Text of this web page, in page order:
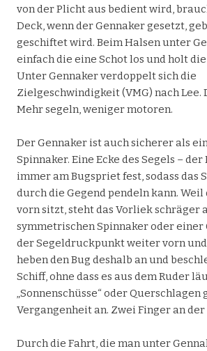
von der Plicht aus bedient wird,
Deck, wenn der Gennaker gesetzt,
geschiftet wird. Beim Halsen unter
einfach die eine Schot los und holt
Unter Gennaker verdoppelt sich die
Zielgeschwindigkeit (VMG) nach Lee.
Mehr segeln, weniger motoren.
Der Gennaker ist auch sicherer als
Spinnaker. Eine Ecke des Segels –
immer am Bugspriet fest, sodass das
durch die Gegend pendeln kann.
vorn sitzt, steht das Vorliek schräger
symmetrischen Spinnaker oder einer
der Segeldruckpunkt weiter vorn
heben den Bug deshalb an und
Schiff, ohne dass es aus dem Ruder
„Sonnenschüsse“ oder Querschlagen
Vergangenheit an. Zwei Finger an der
Durch die Fahrt, die man unter